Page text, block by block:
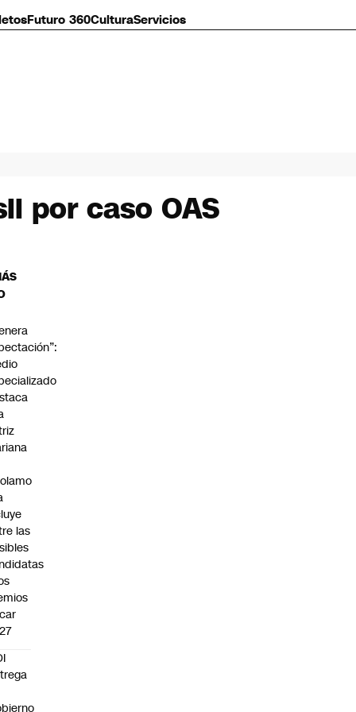
Futuro 360CulturaServicios
por caso OAS
las